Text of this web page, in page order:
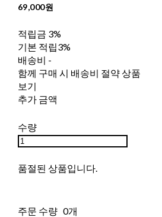
69,000원
적립금 3%
기본 적립3%
배송비 -
함께 구매 시 배송비 절약 상품
보기
추가 금액
수량
품절된 상품입니다.
주문 수량 0개